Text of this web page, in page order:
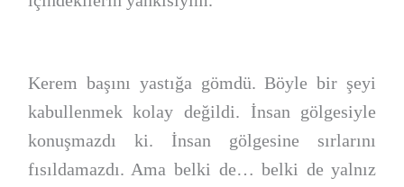
Kerem başını yastığa gömdü. Böyle bir şeyi
kabullenmek kolay değildi. İnsan gölgesiyle
konuşmazdı ki. İnsan gölgesine sırlarını
fısıldamazdı. Ama belki de… belki de yalnız